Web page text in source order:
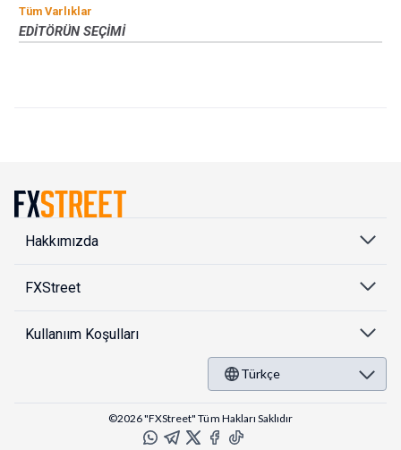
Tüm Varlıklar
EDITÖRÜN SEÇIMI
Hakkımızda
FXStreet
Kullanıım Koşulları
Türkçe
©2026 "FXStreet" Tüm Hakları Saklıdır